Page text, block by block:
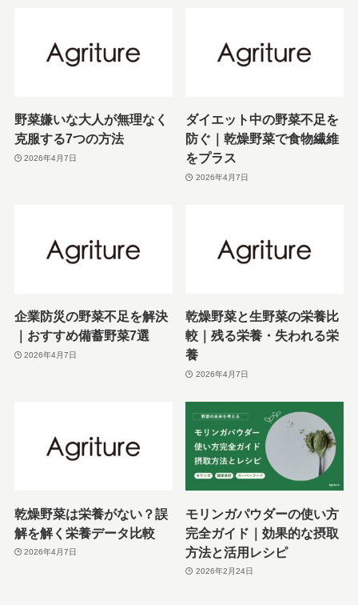
野菜嫌いな大人が無理なく
克服する7つの方法
2026年4月7日
ダイエット中の野菜不足を
防ぐ｜乾燥野菜で食物繊維
をプラス
2026年4月7日
企業防災の野菜不足を解決
｜おすすめ備蓄野菜7選
2026年4月7日
乾燥野菜と生野菜の栄養比
較｜残る栄養・失われる栄
養
2026年4月7日
乾燥野菜は栄養がない？誤
解を解く栄養データ比較
2026年4月7日
モリンガパウダーの使い方
完全ガイド｜効果的な摂取
方法と活用レシピ
2026年2月24日